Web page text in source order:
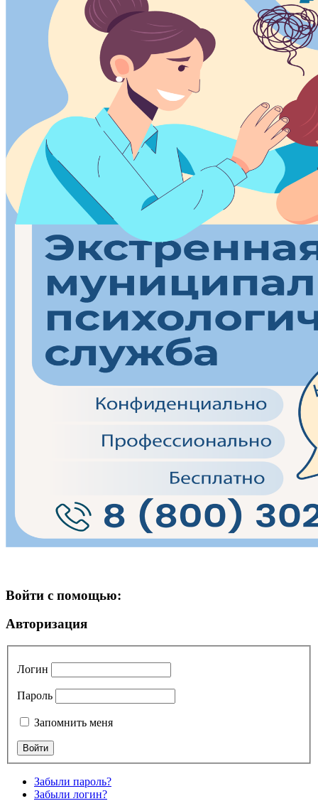
Войти с помощью:
Авторизация
Логин
Пароль
Запомнить меня
Забыли пароль?
Забыли логин?